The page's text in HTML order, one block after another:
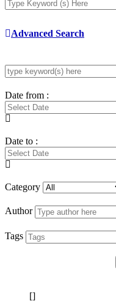
Advanced Search
Date from :
Date to :
Category
Author
Tags
[]